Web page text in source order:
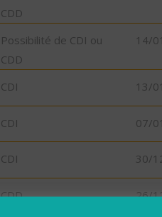
CDD
Possibilité de CDI ou
CDD
14/
CDI 13/
CDI 07/
CDI 30/
CDD 26/